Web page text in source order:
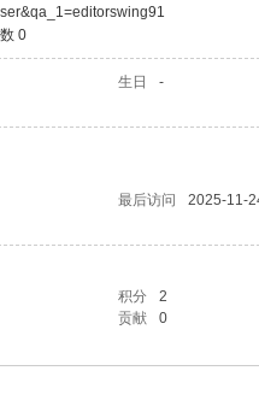
0
生日 -
最后访问
2025-11-
积分
2
贡献 0